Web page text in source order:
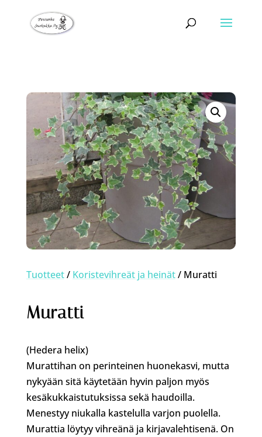
Tuotteet/ Koristevihreät ja heinät/ Muratti
Muratti
(Hedera helix)
Murattihan on perinteinen huonekasvi, mutta
nykyään sitä käytetään hyvin paljon myös
kesäkukkaistutuksissa sekä haudoilla.
Menestyy niukalla kastelulla varjon puolella.
Murattia löytyy vihreänä ja kirjavalehtisenä. On